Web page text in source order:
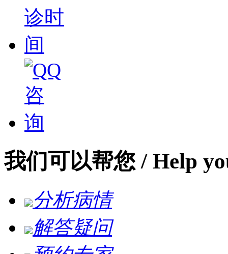
我们可以帮您 / Help
分析病情
解答疑问